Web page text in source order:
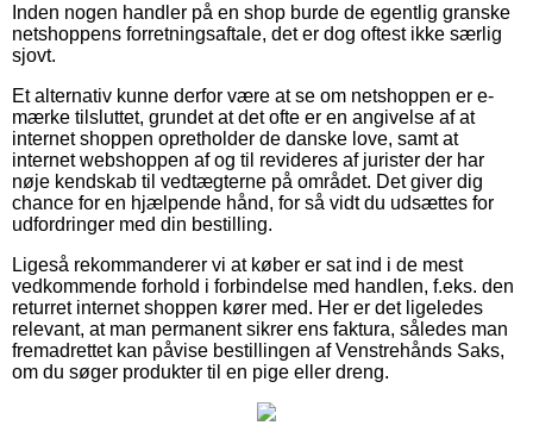
Inden nogen handler på en shop burde de egentlig granske
netshoppens forretningsaftale, det er dog oftest ikke særlig
sjovt.
Et alternativ kunne derfor være at se om netshoppen er e-
mærke tilsluttet, grundet at det ofte er en angivelse af at
internet shoppen opretholder de danske love, samt at
internet webshoppen af og til revideres af jurister der har
nøje kendskab til vedtægterne på området. Det giver dig
chance for en hjælpende hånd, for så vidt du udsættes for
udfordringer med din bestilling.
Ligeså rekommanderer vi at køber er sat ind i de mest
vedkommende forhold i forbindelse med handlen, f.eks. den
returret internet shoppen kører med. Her er det ligeledes
relevant, at man permanent sikrer ens faktura, således man
fremadrettet kan påvise bestillingen af Venstrehånds Saks,
om du søger produkter til en pige eller dreng.